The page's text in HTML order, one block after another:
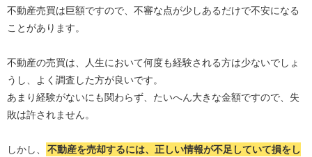
不動産売買は巨額ですので、不審な点が少しあるだけで不安になる
ことがあります。
不動産の売買は、人生において何度も経験される方は少ないでしょ
うし、よく調査した方が良いです。
あまり経験がないにも関わらず、たいへん大きな金額ですので、失
敗は許されません。
しかし、
不動産を売却するには、正しい情報が不足していて損をし